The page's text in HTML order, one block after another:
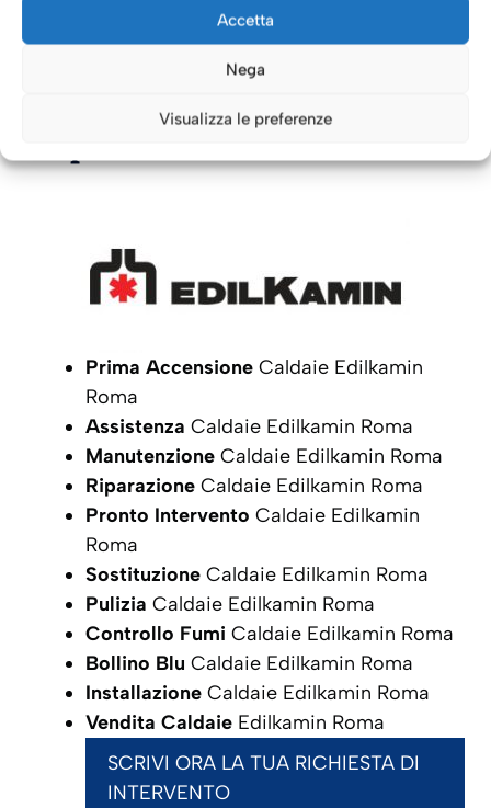
Accetta
Nega
Visualizza le preferenze
Caldaie Roma: i nostri servizi
Prima Accensione Caldaie Edilkamin
Roma
Assistenza Caldaie Edilkamin Roma
Manutenzione Caldaie Edilkamin Roma
Riparazione Caldaie Edilkamin Roma
Pronto Intervento Caldaie Edilkamin
Roma
Sostituzione Caldaie Edilkamin Roma
Pulizia Caldaie Edilkamin Roma
Controllo Fumi Caldaie Edilkamin Roma
Bollino Blu Caldaie Edilkamin Roma
Installazione Caldaie Edilkamin Roma
Vendita Caldaie Edilkamin Roma
SCRIVI ORA LA TUA RICHIESTA DI
INTERVENTO